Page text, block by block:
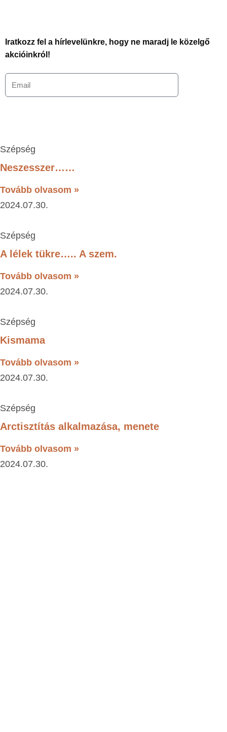
Iratkozz fel a hírlevelünkre, hogy ne maradj le közelgő
akcióinkról!
Szépség
Neszesszer……
Tovább olvasom »
2024.07.30.
Szépség
A lélek tükre….. A szem.
Tovább olvasom »
2024.07.30.
Szépség
Kismama
Tovább olvasom »
2024.07.30.
Szépség
Arctisztítás alkalmazása, menete
Tovább olvasom »
2024.07.30.